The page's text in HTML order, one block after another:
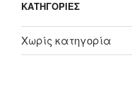
KΑΤΗΓΟΡΊΕΣ
Χωρίς κατηγορία